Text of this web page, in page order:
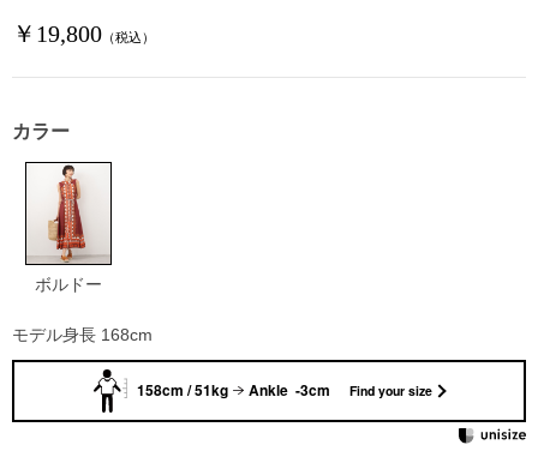
￥19,800 （税込）
カラー
ボルドー
モデル身長 168cm
158cm / 51kg Ankle -3cm Find your size